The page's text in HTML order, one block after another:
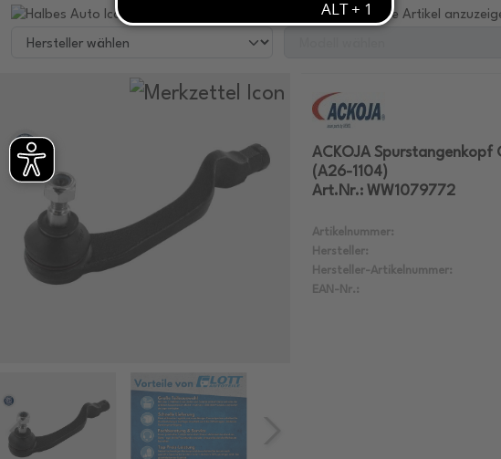
Wählen Sie ihr Fahrzeug, um dazu passende Artikel
ACKOJA Spurstangenkopf
(A26-1104)
Art.Nr.: WW1079772
Artikelnummer:
Hersteller:
Hersteller-Artikelnummer:
EAN-Nr.: